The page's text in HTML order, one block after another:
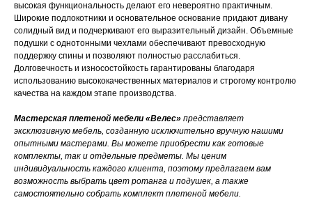
высокая функциональность делают его невероятно практичным.
Широкие подлокотники и основательное основание придают дивану
солидный вид и подчеркивают его выразительный дизайн. Объемные
подушки с однотонными чехлами обеспечивают превосходную
поддержку спины и позволяют полностью расслабиться.
Долговечность и износостойкость гарантированы благодаря
использованию высококачественных материалов и строгому контролю
качества на каждом этапе производства.
Мастерская плетеной мебели «Велес» представляет
эксклюзивную мебель, созданную исключительно вручную нашими
опытными мастерами. Вы можете приобрести как готовые
комплекты, так и отдельные предметы. Мы ценим
индивидуальность каждого клиента, поэтому предлагаем вам
возможность выбрать цвет ротанга и подушек, а также
самостоятельно собрать комплект плетеной мебели.